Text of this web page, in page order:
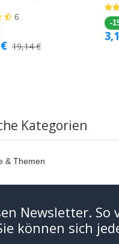
6
19,14€
-
Kategorien
& Themen
Newsletter. So
können sich